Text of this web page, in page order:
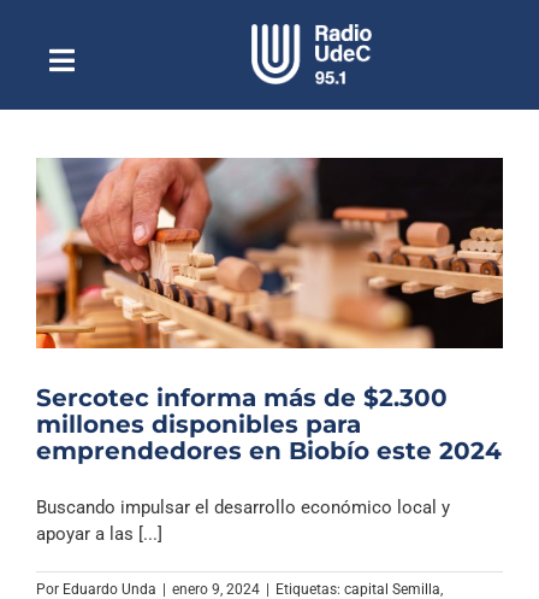
contenidoToggle
NavigationEscuchar Radio UdeC en vivo
Quiénes Somos
Programación
Podcast
Noticias
Columnas
Música Clásica
Especiales
Sercotec informa más de $2.300
millones disponibles para
emprendedores en Biobío este 2024
Buscando impulsar el desarrollo económico local y
apoyar a las [...]
Por Eduardo Unda | enero 9, 2024 | Etiquetas: capital Semilla